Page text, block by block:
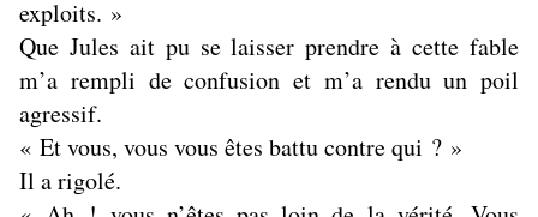
exploits. »
Que Jules ait pu se laisser prendre à cette fable
m’a rempli de confusion et m’a rendu un poil
agressif.
« Et vous, vous vous êtes battu contre qui ? »
Il a rigolé.